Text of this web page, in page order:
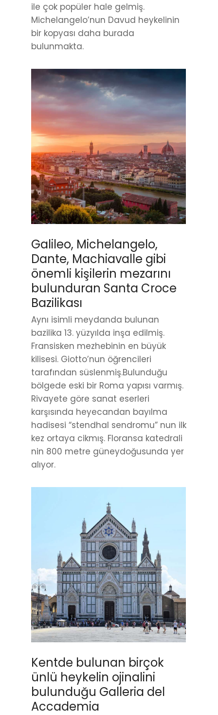
ile çok popüler hale gelmiş.
Michelangelo’nun Davud heykelinin
bir kopyası daha burada
bulunmakta.
Galileo, Michelangelo,
Dante, Machiavalle gibi
önemli kişilerin mezarını
bulunduran Santa Croce
Bazilikası
Aynı isimli meydanda bulunan
bazilika 13. yüzyılda inşa edilmiş.
Fransisken mezhebinin en büyük
kilisesi. Giotto’nun öğrencileri
tarafından süslenmiş.Bulunduğu
bölgede eski bir Roma yapısı varmış.
Rivayete göre sanat eserleri
karşısında heyecandan bayılma
hadisesi “stendhal sendromu” nun ilk
kez ortaya cikmış. Floransa katedrali
nin 800 metre güneydoğusunda yer
alıyor.
Kentde bulunan birçok
ünlü heykelin ojinalini
bulunduğu Galleria del
Accademia